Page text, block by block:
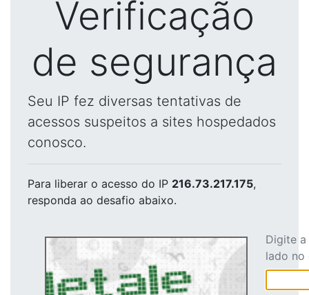
Verificação
de segurança
Seu IP fez diversas tentativas de
acessos suspeitos a sites hospedados
conosco.
Para liberar o acesso do IP 216.73.217.175,
responda ao desafio abaixo.
Digite
lado no